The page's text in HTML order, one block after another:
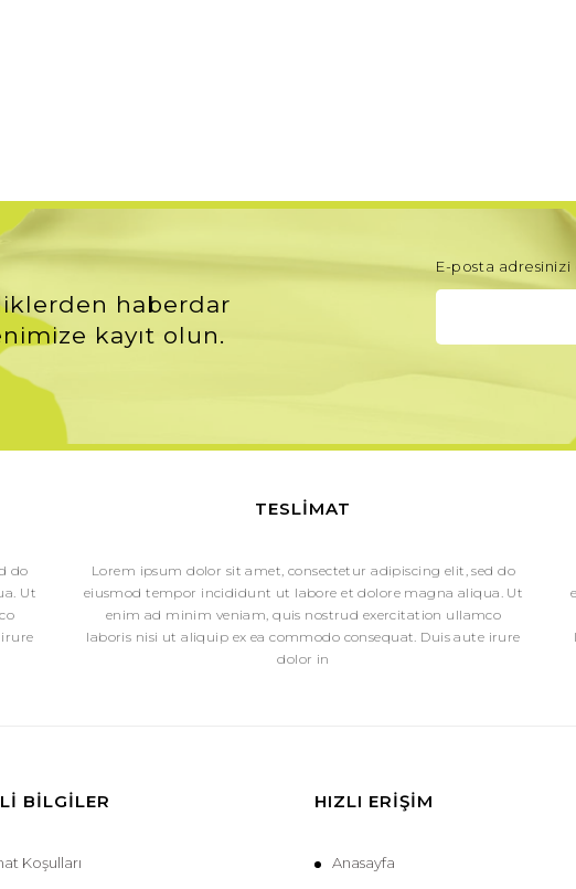
haberdar
kayıt olun.
E-posta adresinizi
do
Ut
TESLIMAT
Lorem ipsum dolor sit amet, consectetur adipiscing elit, sed do
eiusmod tempor incididunt ut labore et dolore magna aliqua. Ut
enim ad minim veniam, quis nostrud exercitation ullamco
laboris nisi ut aliquip ex ea commodo consequat. Duis aute irure
dolor in
BILGILER
Koşulları
HIZLI ERIŞIM
Anasayfa